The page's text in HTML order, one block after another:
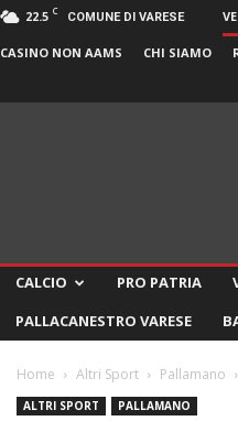
22.5 C COMUNE DI VARESE
CASINO NON AAMS CHI SIAMO
CALCIO PRO PATRIA
PALLACANESTRO VARESE
Home Altri Sport Pallamano
ALTRI SPORT PALLAMANO